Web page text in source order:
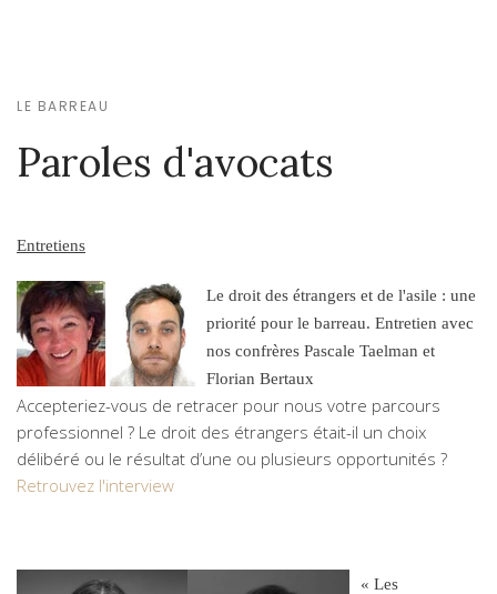
LE BARREAU
Paroles d'avocats
Entretiens
Le droit des étrangers et de l'asile : une
priorité pour le barreau. Entretien avec
nos confrères Pascale Taelman et
Florian Bertaux
Accepteriez-vous de retracer pour nous votre parcours
professionnel ? Le droit des étrangers était-il un choix
délibéré ou le résultat d’une ou plusieurs opportunités ?
Retrouvez l'interview
« Les